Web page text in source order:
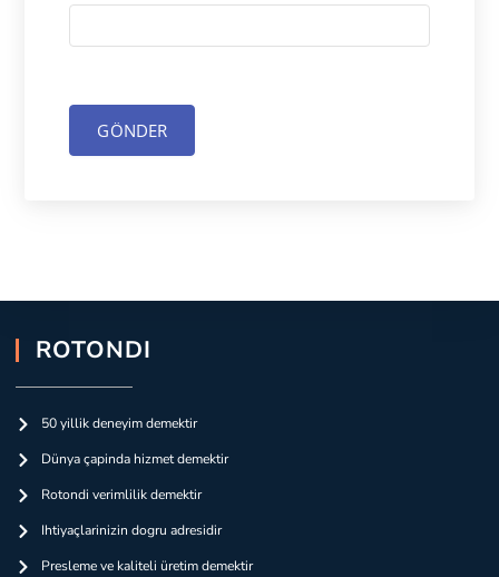
GÖNDER
ROTONDI
50 yillik deneyim demektir
Dünya çapinda hizmet demektir
Rotondi verimlilik demektir
Ihtiyaçlarinizin dogru adresidir
Presleme ve kaliteli üretim demektir